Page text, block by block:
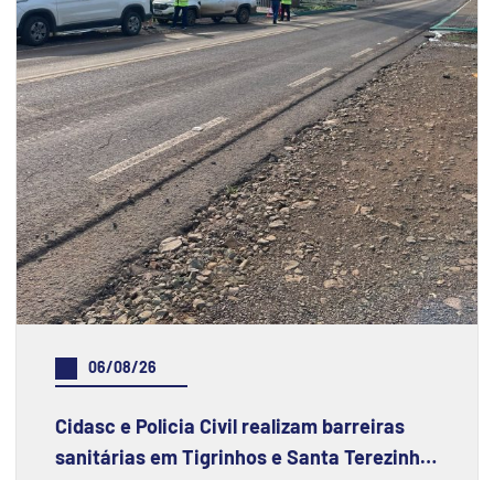
06/08/26
Cidasc e Policia Civil realizam barreiras
sanitárias em Tigrinhos e Santa Terezinha